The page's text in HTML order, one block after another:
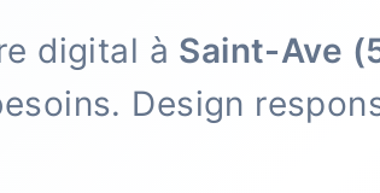
digital à Saint-Ave
Design